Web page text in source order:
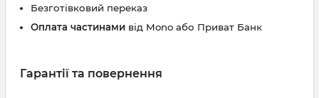
Безготівковий переказ
Оплата частинами від Mono або Приват Банк
Гарантії та повернення